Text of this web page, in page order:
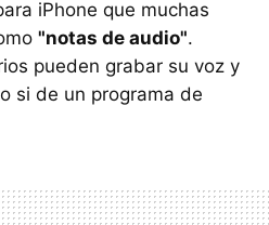
iPhone que muchas
"notas de audio".
pueden grabar su voz y
si de un programa de